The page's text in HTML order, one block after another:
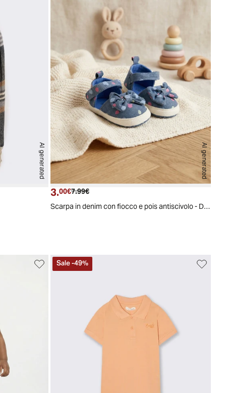
AI generated AI generated
Prezzo attuale
3.00€ Prezzo originale
7.99€
Scarpa in denim con fiocco e pois antiscivolo - Denim
Sale-49%